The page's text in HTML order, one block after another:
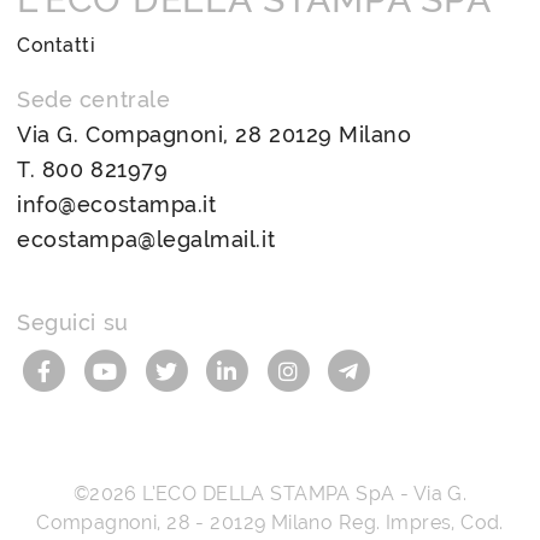
Contatti
Sede centrale
Via G. Compagnoni, 28 20129 Milano
T. 800 821979
info@ecostampa.it
ecostampa@legalmail.it
Seguici su
©2026 L’ECO DELLA STAMPA SpA - Via G.
Compagnoni, 28 - 20129 Milano Reg. Impres, Cod.